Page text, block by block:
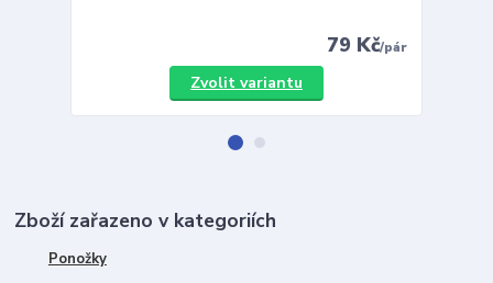
79 Kč/pár
Zvolit variantu
Zboží zařazeno v kategoriích
Ponožky